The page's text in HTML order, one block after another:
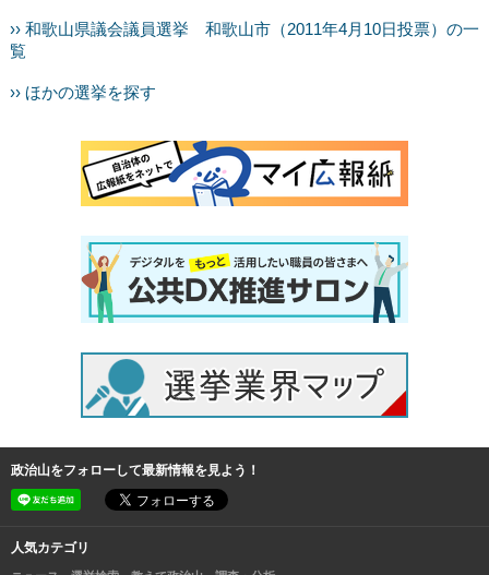
›› 和歌山県議会議員選挙 和歌山市（2011年4月10日投票）の一
覧
›› ほかの選挙を探す
政治山をフォローして最新情報を見よう！
人気カテゴリ